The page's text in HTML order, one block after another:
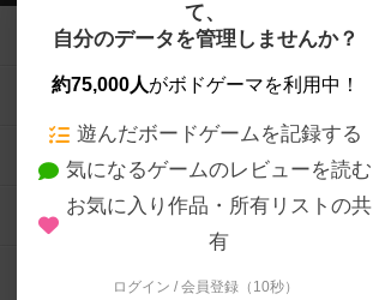
て、
自分のデータを管理しませんか？
約75,000人がボドゲーマを利用中！
遊んだボードゲームを記録する
気になるゲームのレビューを読む
お気に入り作品・所有リストの共
有
ログイン / 会員登録（10秒）
ボードゲームを検索する
ボードゲームの新着レビュー
ボードゲーム会情報
メカニクス特集
掲示板・トピックス